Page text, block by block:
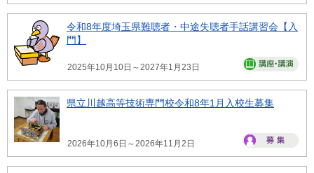
令和8年度埼玉県難聴者・中途失聴者手話講習会【入
門】
2025年10月10日～2027年1月23日
県立川越高等技術専門校令和8年1月入校生募集
2026年10月6日～2026年11月2日